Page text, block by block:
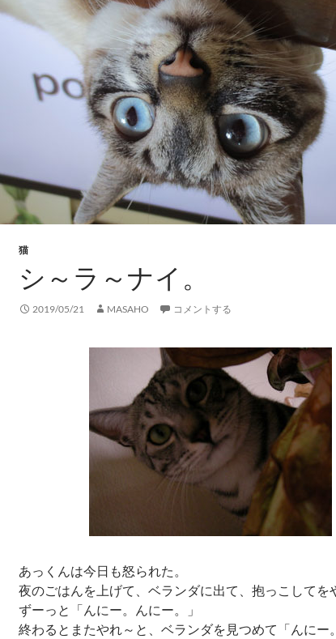
猫
シ～ラ～ナイ。
2019/05/21 MASAHO コメントする
あっくんは今日も怒られた。
夜のごはんを上げて、ベランダに出て、抱っこしてを
ずーっと「んにー。んにー。」
終わるとまたやれ～と、ベランダを見つめて「んにー